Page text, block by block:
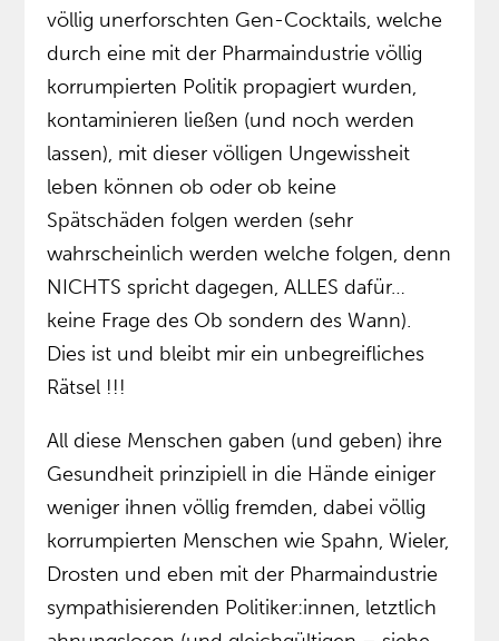
völlig unerforschten Gen-Cocktails, welche
durch eine mit der Pharmaindustrie völlig
korrumpierten Politik propagiert wurden,
kontaminieren ließen (und noch werden
lassen), mit dieser völligen Ungewissheit
leben können ob oder ob keine
Spätschäden folgen werden (sehr
wahrscheinlich werden welche folgen, denn
NICHTS spricht dagegen, ALLES dafür…
keine Frage des Ob sondern des Wann).
Dies ist und bleibt mir ein unbegreifliches
Rätsel !!!
All diese Menschen gaben (und geben) ihre
Gesundheit prinzipiell in die Hände einiger
weniger ihnen völlig fremden, dabei völlig
korrumpierten Menschen wie Spahn, Wieler,
Drosten und eben mit der Pharmaindustrie
sympathisierenden Politiker:innen, letztlich